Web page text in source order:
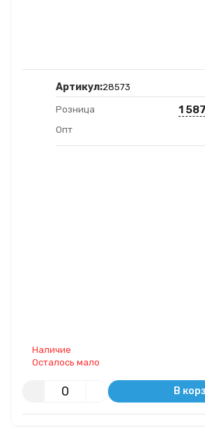
Артикул:28573
Розница 1 587
Опт
Наличие
Осталось мало
В